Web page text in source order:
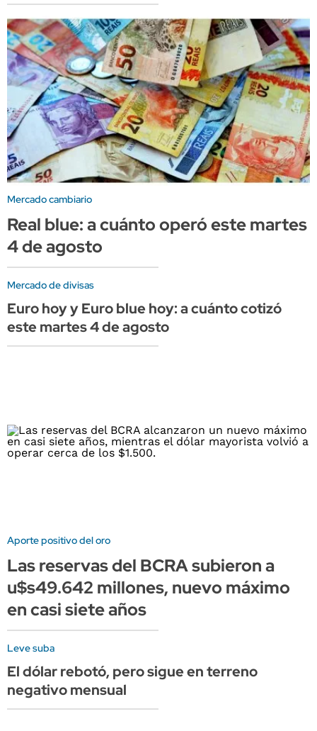
Mercado cambiario
Real blue: a cuánto operó este martes
4 de agosto
Mercado de divisas
Euro hoy y Euro blue hoy: a cuánto cotizó
este martes 4 de agosto
Aporte positivo del oro
Las reservas del BCRA subieron a
u$s49.642 millones, nuevo máximo
en casi siete años
Leve suba
El dólar rebotó, pero sigue en terreno
negativo mensual